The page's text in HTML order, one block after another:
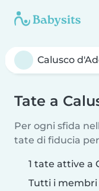
Tate a
Per ogni sfida
tate di fiducia
1 tate attive a
Tutti i membri